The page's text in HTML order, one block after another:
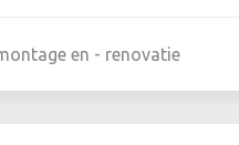
en - renovatie